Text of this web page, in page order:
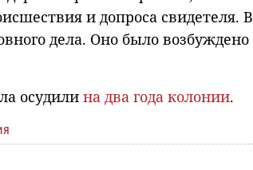
и допроса свидетеля. В
дела. Оно было возбуждено
осудили на два года колонии.